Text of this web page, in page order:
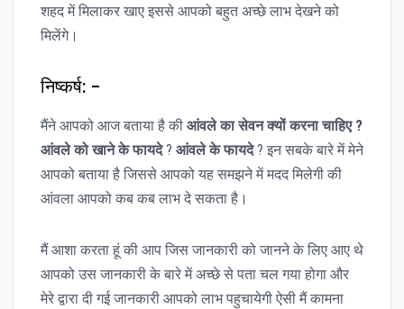
शहद में मिलाकर खाए इससे आपको बहुत अच्छे लाभ देखने को
मिलेंगे।
निष्कर्ष: –
मैंने आपको आज बताया है की आंवले का सेवन क्यों करना चाहिए ?
आंवले को खाने के फायदे? आंवले के फायदे? इन सबके बारे में मेने
आपको बताया है जिससे आपको यह समझने में मदद मिलेगी की
आंवला आपको कब कब लाभ दे सकता है।
मैं आशा करता हूं की आप जिस जानकारी को जानने के लिए आए थे
आपको उस जानकारी के बारे में अच्छे से पता चल गया होगा और
मेरे द्वारा दी गई जानकारी आपको लाभ पहुचायेगी ऐसी मैं कामना